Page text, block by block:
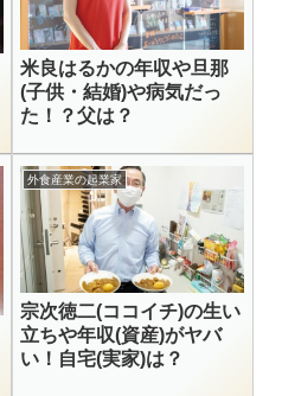
米良はるかの年収や旦那
(子供・結婚)や病気だっ
た！？父は？
外食産業の起業家
宗次徳二(ココイチ)の生い
立ちや年収(資産)がヤバ
い！自宅(実家)は？